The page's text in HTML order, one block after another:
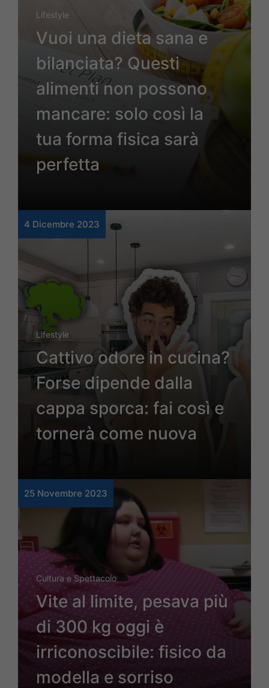
Lifestyle
Vuoi una dieta sana e
bilanciata? Questi
alimenti non possono
mancare: solo così la
tua forma fisica sarà
perfetta
4 Dicembre 2023
Lifestyle
Cattivo odore in cucina?
Forse dipende dalla
cappa sporca: fai così e
tornerà come nuova
25 Novembre 2023
Cultura e Spettacolo
Vite al limite, pesava più
di 300 kg oggi è
irriconoscibile: fisico da
modella e sorriso